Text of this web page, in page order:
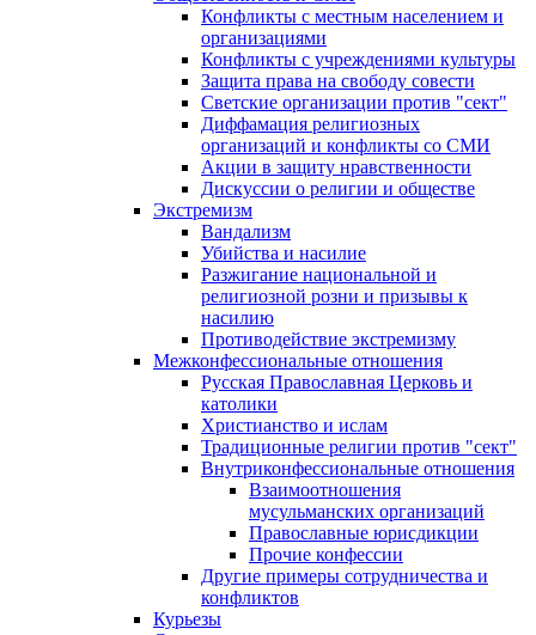
Конфликты с местным населением и
организациями
Конфликты с учреждениями культуры
Защита права на свободу совести
Светские организации против "сект"
Диффамация религиозных
организаций и конфликты со СМИ
Акции в защиту нравственности
Дискуссии о религии и обществе
Экстремизм
Вандализм
Убийства и насилие
Разжигание национальной и
религиозной розни и призывы к
насилию
Противодействие экстремизму
Межконфессиональные отношения
Русская Православная Церковь и
католики
Христианство и ислам
Традиционные религии против "сект"
Внутриконфессиональные отношения
Взаимоотношения
мусульманских организаций
Православные юрисдикции
Прочие конфессии
Другие примеры сотрудничества и
конфликтов
Курьезы